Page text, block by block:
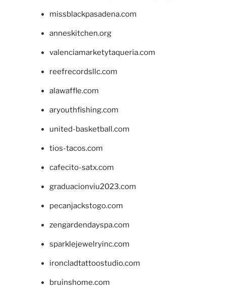
missblackpasadena.com
anneskitchen.org
valenciamarketytaqueria.com
reefrecordsllc.com
alawaffle.com
aryouthfishing.com
united-basketball.com
tios-tacos.com
cafecito-satx.com
graduacionviu2023.com
pecanjackstogo.com
zengardendayspa.com
sparklejewelryinc.com
ironcladtattoostudio.com
bruinshome.com